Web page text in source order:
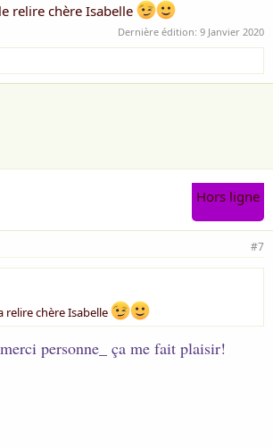
relire chère Isabelle
Dernière édition: 9 Janvier 2020
Hors ligne
#7
relire chère Isabelle
personne_ ça me fait plaisir!